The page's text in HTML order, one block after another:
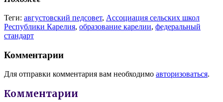
Теги: августовский педсовет, Ассоциация сельских школ
Республики Карелия, образование карелии, федеральный
стандарт
Комментарии
Для отправки комментария вам необходимо авторизоваться.
Комментарии